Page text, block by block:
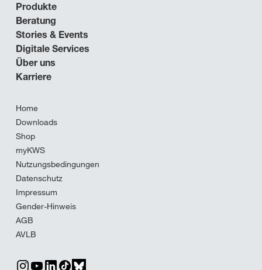
Produkte
Beratung
Stories & Events
Digitale Services
Über uns
Karriere
Home
Downloads
Shop
myKWS
Nutzungsbedingungen
Datenschutz
Impressum
Gender-Hinweis
AGB
AVLB